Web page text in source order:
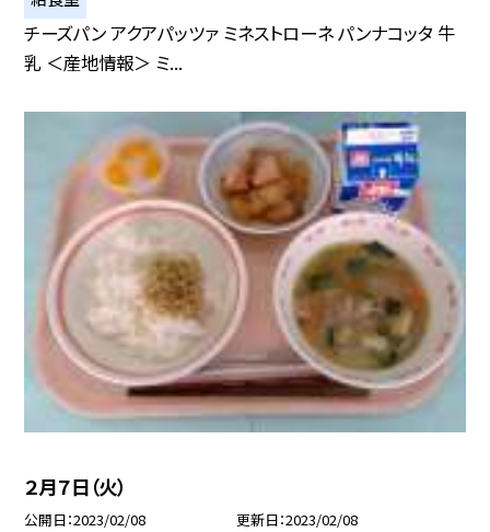
チーズパン アクアパッツァ ミネストローネ パンナコッタ 牛
乳 ＜産地情報＞ ミ...
２月７日（火）
公開日 2023/02/08 更新日 2023/02/08